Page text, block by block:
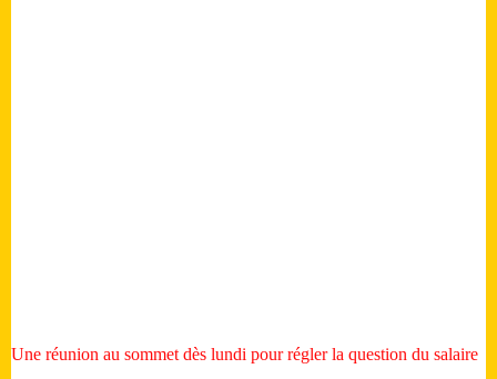
Une réunion au sommet dès lundi pour régler la question du salaire